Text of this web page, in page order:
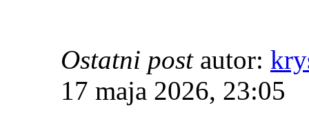
Ostatni postautor:
17 maja 2026, 23:05